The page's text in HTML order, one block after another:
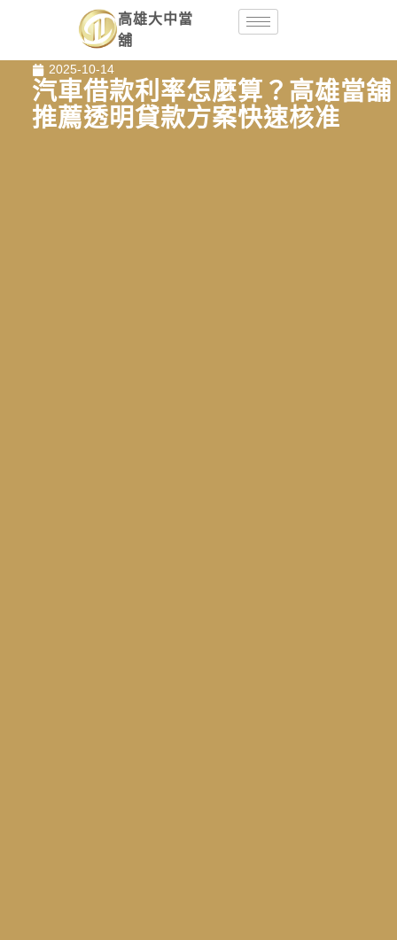
高雄大中當
舖
2025-10-14
汽車借款利率怎麼算？高雄當舖
推薦透明貸款方案快速核准